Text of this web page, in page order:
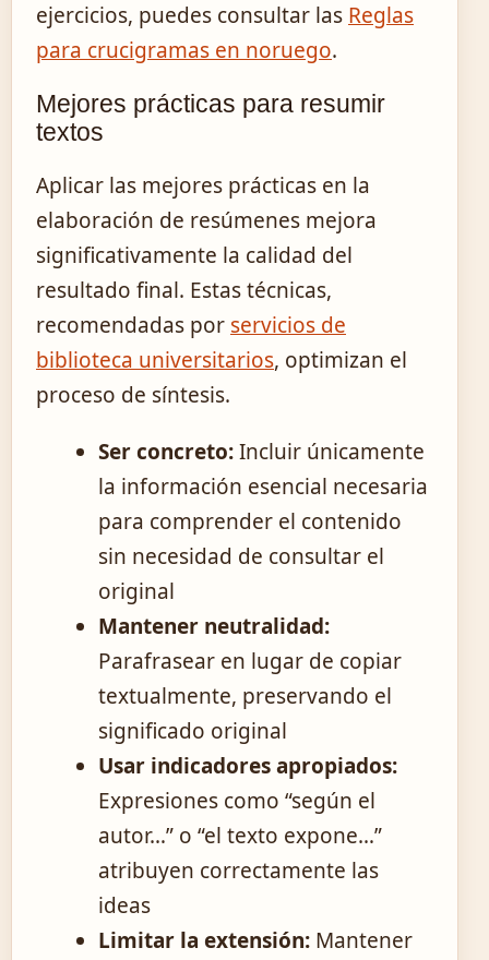
ejercicios, puedes consultar las Reglas
para crucigramas en noruego.
Mejores prácticas para resumir
textos
Aplicar las mejores prácticas en la
elaboración de resúmenes mejora
significativamente la calidad del
resultado final. Estas técnicas,
recomendadas por servicios de
biblioteca universitarios, optimizan el
proceso de síntesis.
Ser concreto:Incluir únicamente
la información esencial necesaria
para comprender el contenido
sin necesidad de consultar el
original
Mantener neutralidad:
Parafrasear en lugar de copiar
textualmente, preservando el
significado original
Usar indicadores apropiados:
Expresiones como “según el
autor…” o “el texto expone…”
atribuyen correctamente las
ideas
Limitar la extensión: Mantener